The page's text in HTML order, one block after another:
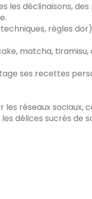
les déclinaisons, des
règles
matcha, tiramisu,
ses recettes
les réseaux sociaux,
délices sucrés de